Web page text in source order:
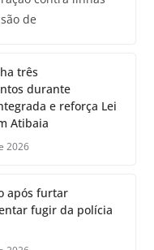
de
três
durante
e reforça Lei
Atibaia
2026
após furtar
fugir da polícia